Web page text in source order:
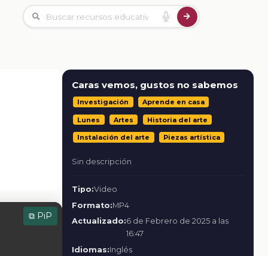
⧉ PiP
Caras vemos, gustos no sabemos
Investigación Aprende en casa
Lunes Artes Historia del arte
Instalación del arte Piezas artística
Sin descripción
Tipo:Video
Formato:MP4
Actualizado:6 de Febrero de 2025 a las
16:47
Idiomas:Inglés